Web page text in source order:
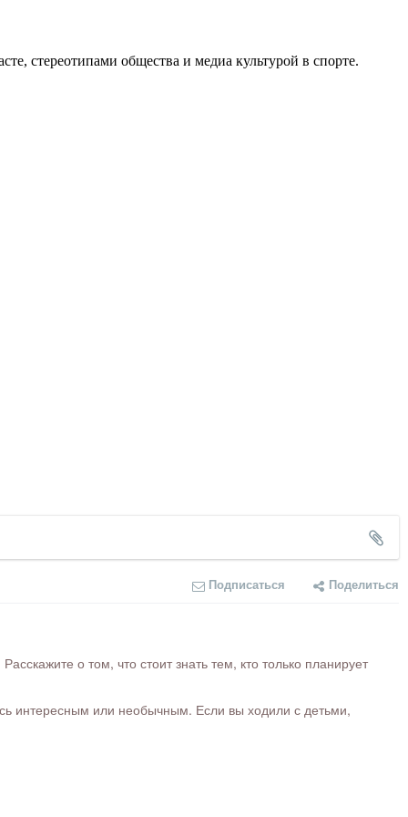
стереотипами общества и медиа культурой в спорте.
Подписаться Поделиться
о том, что стоит знать тем, кто только планирует
интересным или необычным. Если вы ходили с детьми,